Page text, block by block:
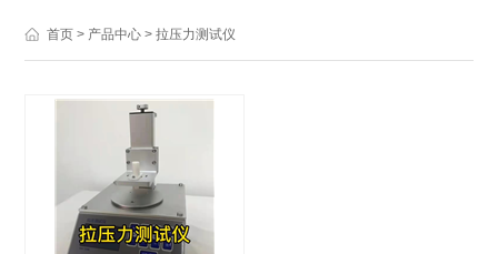
首页 > 产品中心 > 拉压力测试仪